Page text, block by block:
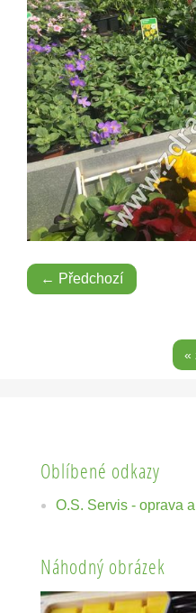
← Předchozí
«
Oblíbené odkazy
O.S. Servis - oprava
Náhodný obrázek